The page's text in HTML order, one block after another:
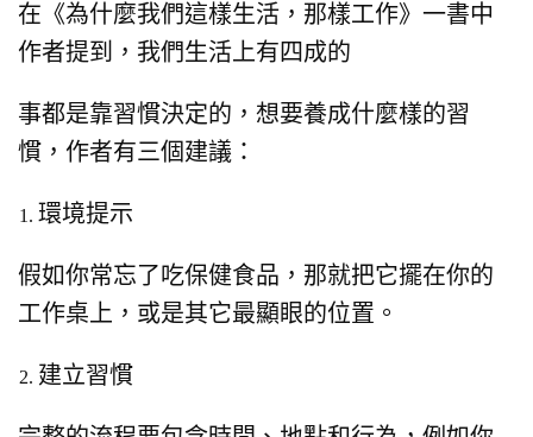
在《為什麼我們這樣生活，那樣工作》一書中
作者提到， 我們生活上有四成的
事都是靠習慣決定的， 想要養成什麼樣的習
慣，作者有三個建議：
環境提示
假如你常忘了吃保健食品， 那就把它擺在你的
工作桌上， 或是其它最顯眼的位置。
建立習慣